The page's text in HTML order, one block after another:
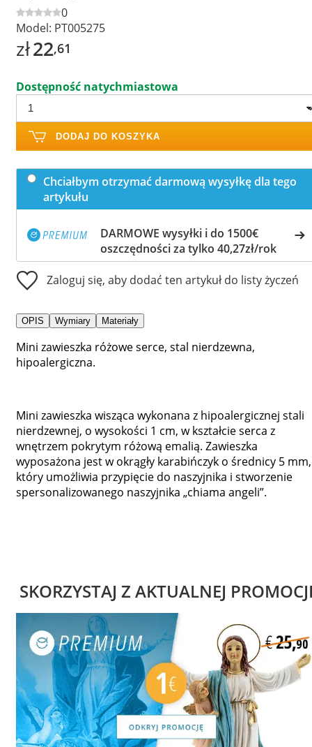
0
Model: PT005275
zł22,61
Dostępność natychmiastowa
DODAJ DO KOSZYKA
Chciałbym otrzymać darmową wysyłkę dla tego
artykułu
DARMOWE wysyłki i do 1500€
oszczędności za tylko 40,27zł/rok
Zaloguj się, aby dodać ten artykuł do listy życzeń
OPIS Wymiary Materiały
Mini zawieszka różowe serce, stal nierdzewna,
hipoalergiczna.
Mini zawieszka wisząca wykonana z hipoalergicznej stali
nierdzewnej, o wysokości 1 cm, w kształcie serca z
wnętrzem pokrytym różową emalią. Zawieszka
wyposażona jest w okrągły karabińczyk o średnicy 5 mm,
który umożliwia przypięcie do naszyjnika i stworzenie
spersonalizowanego naszyjnika „chiama angeli”.
SKORZYSTAJ Z AKTUALNEJ